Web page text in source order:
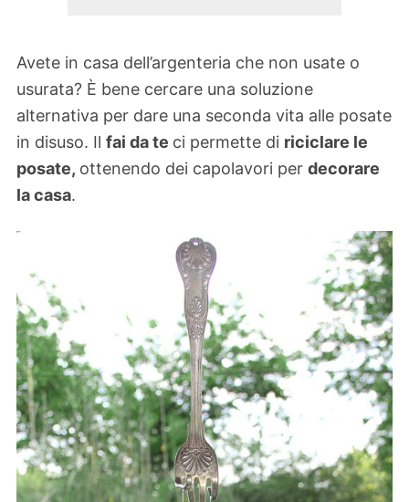
Avete in casa dell’argenteria che non usate o
usurata? È bene cercare una soluzione
alternativa per dare una seconda vita alle posate
in disuso. Il fai da te ci permette di riciclare le
posate, ottenendo dei capolavori per decorare
la casa.